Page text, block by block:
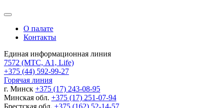
О палате
Контакты
Единая информационная линия
7572 (МТС, A1, Life)
+375 (44) 592-99-27
Горячая линия
г. Минск +375 (17) 243-08-95
Минская обл. +375 (17) 251-07-94
Брестская обл. +375 (162) 52-14-57